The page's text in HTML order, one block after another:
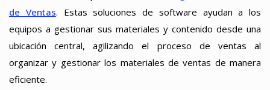
de Ventas. Estas soluciones de software ayudan a los
equipos a gestionar sus materiales y contenido desde una
ubicación central, agilizando el proceso de ventas al
organizar y gestionar los materiales de ventas de manera
eficiente.